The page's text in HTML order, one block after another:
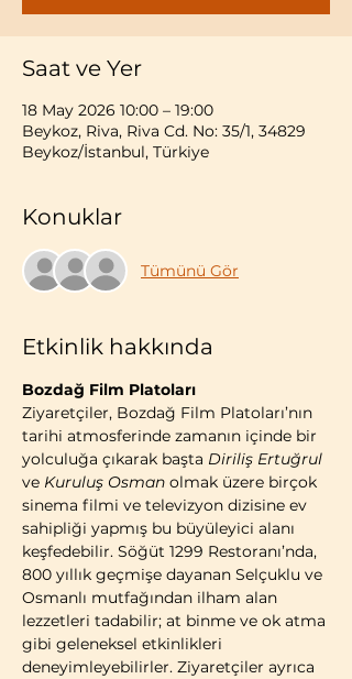
Saat ve Yer
18 May 2026 10:00 – 19:00
Beykoz, Riva, Riva Cd. No: 35/1, 34829
Beykoz/İstanbul, Türkiye
Konuklar
Tümünü Gör
Etkinlik hakkında
Bozdağ Film Platoları
Ziyaretçiler, Bozdağ Film Platoları’nın
tarihi atmosferinde zamanın içinde bir
yolculuğa çıkarak başta Diriliş Ertuğrul
ve Kuruluş Osman olmak üzere birçok
sinema filmi ve televizyon dizisine ev
sahipliği yapmış bu büyüleyici alanı
keşfedebilir. Söğüt 1299 Restoranı’nda,
800 yıllık geçmişe dayanan Selçuklu ve
Osmanlı mutfağından ilham alan
lezzetleri tadabilir; at binme ve ok atma
gibi geleneksel etkinlikleri
deneyimleyebilirler. Ziyaretçiler ayrıca